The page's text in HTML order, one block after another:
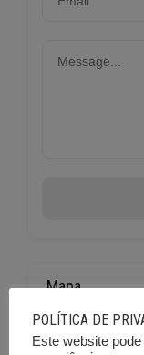
Mapa
POLÍTICA DE
Este website